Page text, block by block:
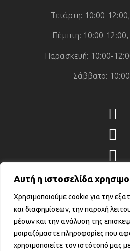
Αυτή η ιστοσελίδα
Χρησιμοποιούμε cookie για την
και διαφημίσεων, την παροχή
μέσων και την ανάλυση της
μοιραζόμαστε πληροφορίες που
χρησιμοποιείτε τον ιστότοπό μας
Τετάρτη: 10:00-
Πέμπτη: 10:00-
Παρασκευή: 10:00-
Σάββατο:
© 2026 Fortness Krav
Δικαιώματα
Γ.Ε.ΜΗ. : 161163403000
Κατασκεύαστηκε από